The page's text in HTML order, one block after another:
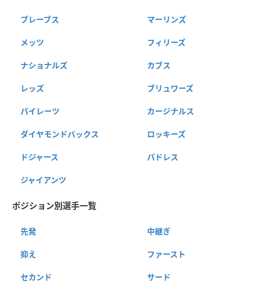
ブレーブス マーリンズ
メッツ フィリーズ
ナショナルズ カブス
レッズ ブリュワーズ
パイレーツ カージナルス
ダイヤモンドバックス ロッキーズ
ドジャース パドレス
ジャイアンツ
ポジション別選手一覧
先発 中継ぎ
抑え ファースト
セカンド サード